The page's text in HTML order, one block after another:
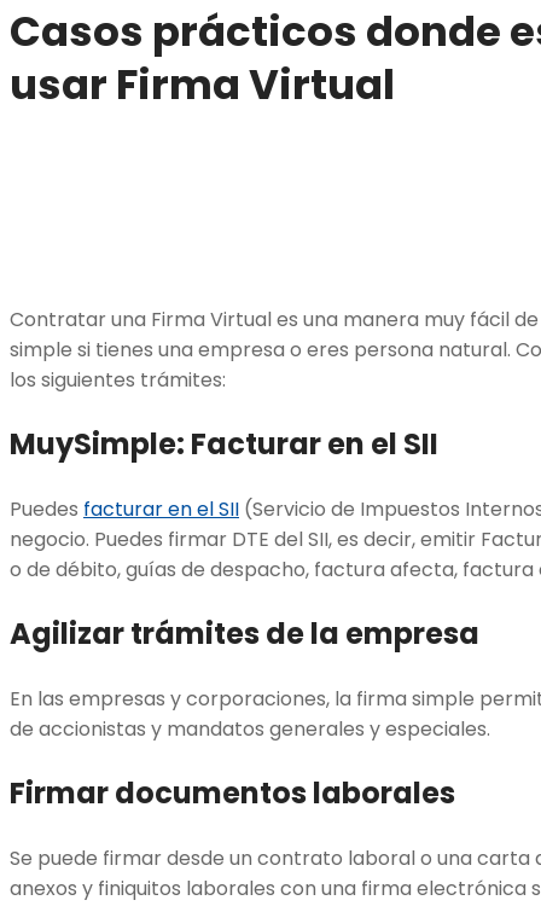
Casos prácticos donde
usar Firma Virtual
Contratar una Firma Virtual es una manera muy fácil
simple si tienes una empresa o eres persona natural.
los siguientes trámites:
MuySimple: Facturar en el SII
Puedes facturar en el SII (Servicio de Impuestos
negocio. Puedes firmar DTE del SII, es decir, emitir
o de débito, guías de despacho, factura afecta, factura
Agilizar trámites de la empresa
En las empresas y corporaciones, la firma simple
de accionistas y mandatos generales y especiales.
Firmar documentos laborales
Se puede firmar desde un contrato laboral o una carta
anexos y finiquitos laborales con una firma electrónica